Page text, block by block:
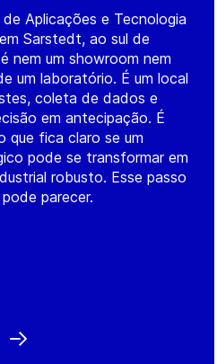
Aplicações e Tecnologia
Sarstedt, ao sul de
nem um showroom nem
um laboratório. É um local
coleta de dados e
em antecipação. É
que fica claro se um
pode se transformar em
robusto. Esse passo
parecer.